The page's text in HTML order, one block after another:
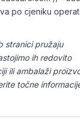
po cjeniku
stranici pružaju
ih redovito
ili ambalaži
točne